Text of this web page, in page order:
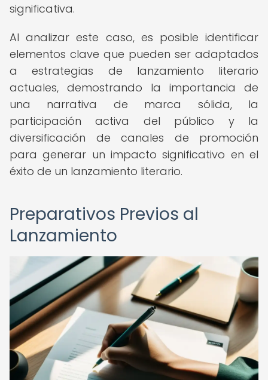
significativa.
Al analizar este caso, es posible identificar
elementos clave que pueden ser adaptados
a estrategias de lanzamiento literario
actuales, demostrando la importancia de
una narrativa de marca sólida, la
participación activa del público y la
diversificación de canales de promoción
para generar un impacto significativo en el
éxito de un lanzamiento literario.
Preparativos Previos al
Lanzamiento